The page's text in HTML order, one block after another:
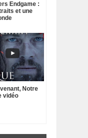
Endgame :
et une
Notre
vidéo